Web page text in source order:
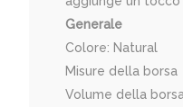
Generale
Colore: Natural
Misure della
Volume della